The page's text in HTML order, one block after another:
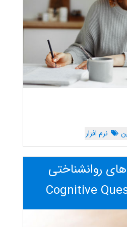
نرم افزار
روانشناختی
Cognitive